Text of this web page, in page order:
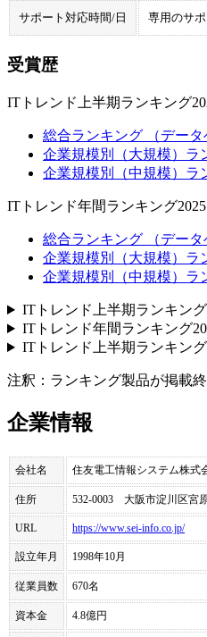
サポート対応時間/日 専用のサ
受賞歴
ITトレンド上半期ランキング
総合ランキング （デー
企業規模別（大規模）ラ
企業規模別（中規模）ラ
ITトレンド年間ランキング2025
総合ランキング （デー
企業規模別（大規模）ラ
企業規模別（中規模）ラ
ITトレンド上半期ランキン
ITトレンド年間ランキング
ITトレンド上半期ランキン
注釈：ランキング製品が掲載
企業情報
会社名 住友電工情報システム株式
住所 532-0003 大阪市淀川区宮
URL https://www.sei-info.co.jp/
設立年月 1998年10月
従業員数 670名
資本金 4.8億円